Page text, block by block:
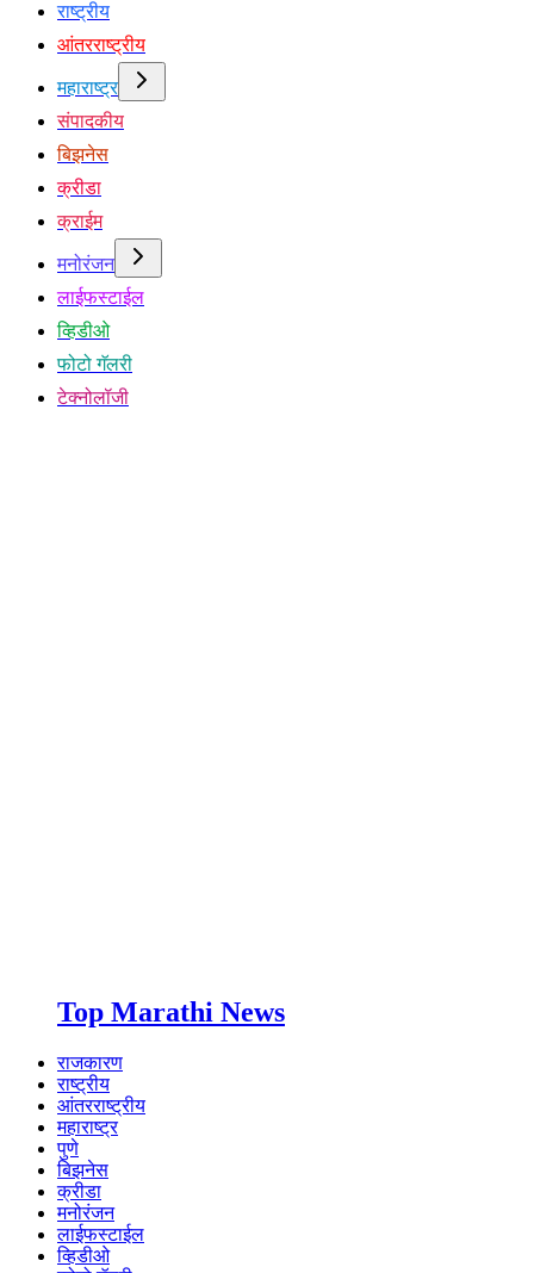
राष्ट्रीय
आंतरराष्ट्रीय
महाराष्ट्र
संपादकीय
बिझनेस
क्रीडा
क्राईम
मनोरंजन
लाईफस्टाईल
व्हिडीओ
फोटो गॅलरी
टेक्नोलॉजी
Top Marathi News
राजकारण
राष्ट्रीय
आंतरराष्ट्रीय
महाराष्ट्र
पुणे
बिझनेस
क्रीडा
मनोरंजन
लाईफस्टाईल
व्हिडीओ